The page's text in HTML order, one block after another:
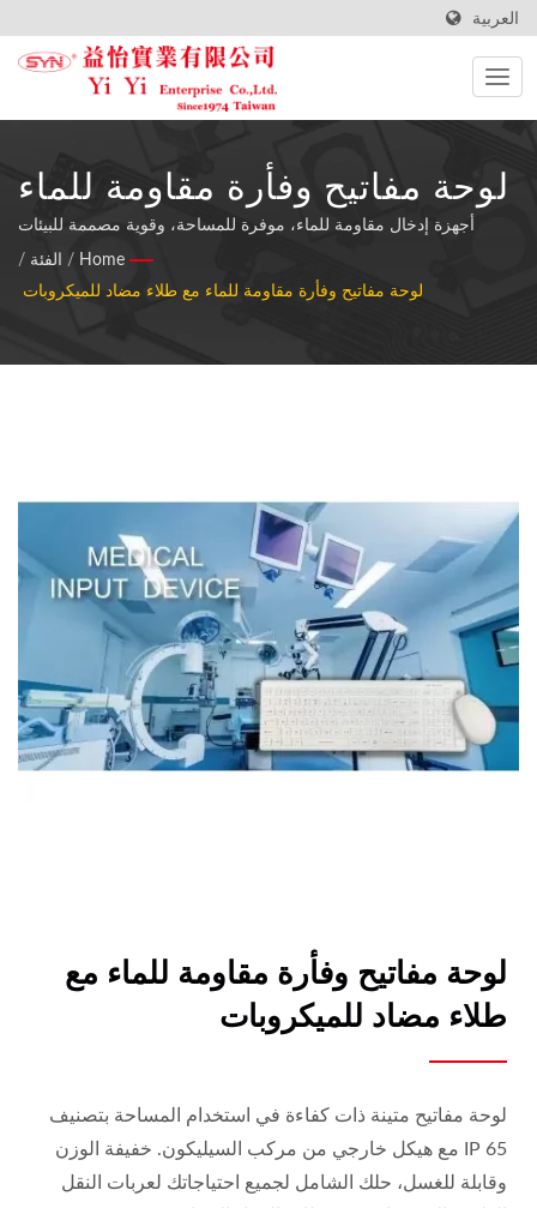
العربية
لوحة مفاتيح وفأرة مقاومة للماء
مع طلاء مضاد للميكروبات -
حلول مصنفة IP 65
أجهزة إدخال مقاومة للماء، موفرة للمساحة، وقوية مصممة للبيئات
الطبية والمخبرية والصناعية الصعبة مع حماية مضادة للميكروبات متقدمة.
Home
/ الفئة /
لوحة مفاتيح وفأرة مقاومة للماء مع طلاء مضاد للميكروبات
لوحة مفاتيح وفأرة مقاومة للماء مع
طلاء مضاد للميكروبات
لوحة مفاتيح متينة ذات كفاءة في استخدام المساحة بتصنيف
IP 65 مع هيكل خارجي من مركب السيليكون. خفيفة الوزن
وقابلة للغسل، حلك الشامل لجميع احتياجاتك لعربات النقل